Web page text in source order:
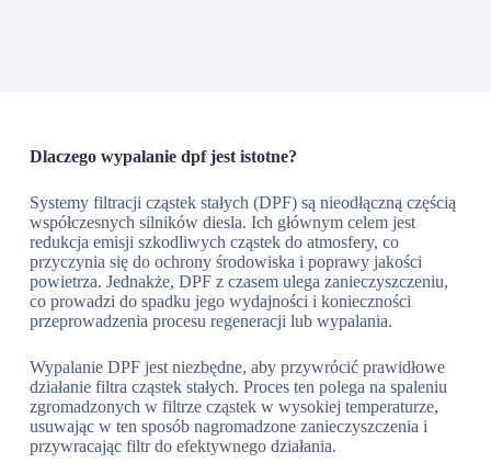
Dlaczego wypalanie dpf jest istotne?
Systemy filtracji cząstek stałych (DPF) są nieodłączną częścią
współczesnych silników diesla. Ich głównym celem jest
redukcja emisji szkodliwych cząstek do atmosfery, co
przyczynia się do ochrony środowiska i poprawy jakości
powietrza. Jednakże, DPF z czasem ulega zanieczyszczeniu,
co prowadzi do spadku jego wydajności i konieczności
przeprowadzenia procesu regeneracji lub wypalania.
Wypalanie DPF jest niezbędne, aby przywrócić prawidłowe
działanie filtra cząstek stałych. Proces ten polega na spaleniu
zgromadzonych w filtrze cząstek w wysokiej temperaturze,
usuwając w ten sposób nagromadzone zanieczyszczenia i
przywracając filtr do efektywnego działania.